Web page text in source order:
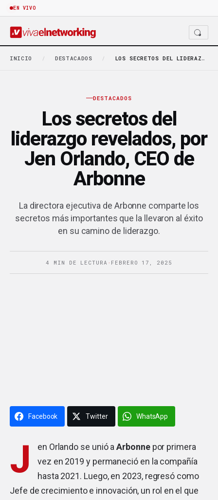
EN VIVO
INICIO / DESTACADOS / LOS SECRETOS DEL LIDERAZGO REVELADOS, POR JEN ORLANDO,…
DESTACADOS
Los secretos del
liderazgo revelados, por
Jen Orlando, CEO de
Arbonne
La directora ejecutiva de Arbonne comparte los
secretos más importantes que la llevaron al éxito
en su camino de liderazgo.
4 MIN DE LECTURA · FEBRERO 17, 2025
Facebook Twitter WhatsApp
J en Orlando se unió aArbonnepor primera
vez en 2019 y permaneció en la compañía
hasta 2021. Luego, en 2023, regresó como
Jefe de crecimiento e innovación, un rol en el que